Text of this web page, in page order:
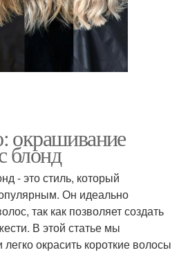
окрашивание
блонд
- это стиль, который
Он идеально
так как позволяет создать
В этой статье мы
окрасить короткие волосы